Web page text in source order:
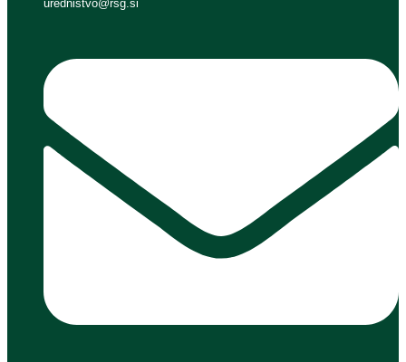
urednistvo@rsg.si